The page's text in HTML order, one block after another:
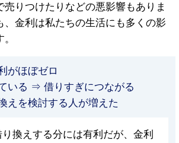
売りつけたりなどの悪影響もありま
、金利は私たちの生活にも多くの影
がほぼゼロ
いる ⇒ 借りすぎにつながる
えを検討する人が増えた
換えする分には有利だが、金利